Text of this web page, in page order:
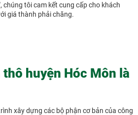
chúng tôi cam kết cung cấp cho khách
giá thành phải chăng.
thô huyện Hóc Môn là
xây dựng các bộ phận cơ bản của công